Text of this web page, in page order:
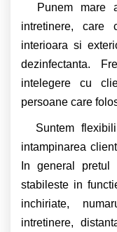
Punem mare
intretinere, care
interioara si
dezinfectanta.
intelegere cu
persoane care
Suntem
intampinarea
In general
stabileste in
inchiriate,
intretinere,